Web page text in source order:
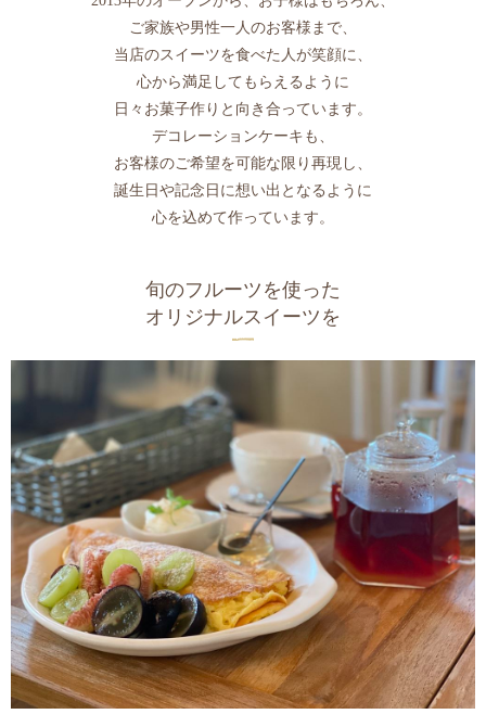
ご家族や男性一人のお客様まで、
当店のスイーツを食べた人が笑顔に、
心から満足してもらえるように
日々お菓子作りと向き合っています。
デコレーションケーキも、
お客様のご希望を可能な限り再現し、
誕生日や記念日に想い出となるように
心を込めて作っています。
旬のフルーツを使った
オリジナルスイーツを